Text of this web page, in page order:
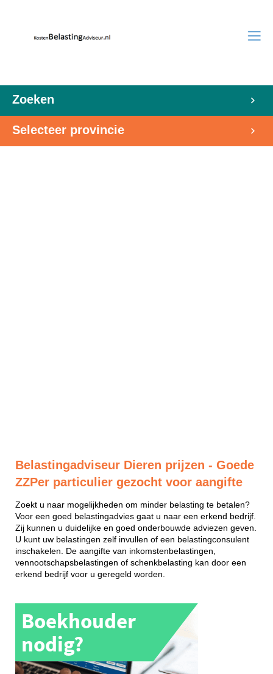
Zoeken
Selecteer provincie
Belastingadviseur Dieren prijzen - Goede
ZZPer particulier gezocht voor aangifte
Zoekt u naar mogelijkheden om minder belasting te betalen?
Voor een goed belastingadvies gaat u naar een erkend bedrijf.
Zij kunnen u duidelijke en goed onderbouwde adviezen geven.
U kunt uw belastingen zelf invullen of een belastingconsulent
inschakelen. De aangifte van inkomstenbelastingen,
vennootschapsbelastingen of schenkbelasting kan door een
erkend bedrijf voor u geregeld worden.